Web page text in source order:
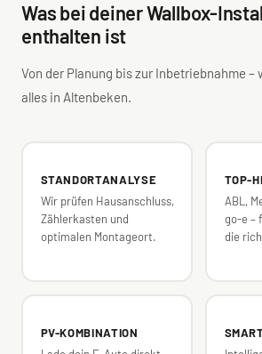
Was bei deiner Wallbox-
enthalten ist
Von der Planung bis zur Inbetriebnahme –
alles in Altenbeken.
STANDORTANALYSE
Wir prüfen Hausanschluss,
Zählerkasten und
optimalen Montageort.
TOP-
ABL,
go-e –
die
PV-KOMBINATION